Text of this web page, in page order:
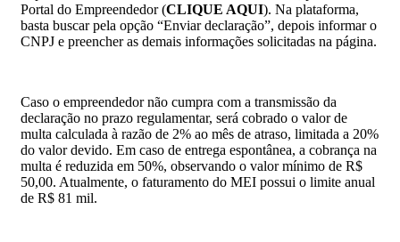
Portal do Empreendedor (CLIQUE AQUI). Na plataforma,
basta buscar pela opção “Enviar declaração”, depois informar o
CNPJ e preencher as demais informações solicitadas na página.
Caso o empreendedor não cumpra com a transmissão da
declaração no prazo regulamentar, será cobrado o valor de
multa calculada à razão de 2% ao mês de atraso, limitada a 20%
do valor devido. Em caso de entrega espontânea, a cobrança na
multa é reduzida em 50%, observando o valor mínimo de R$
50,00. Atualmente, o faturamento do MEI possui o limite anual
de R$ 81 mil.